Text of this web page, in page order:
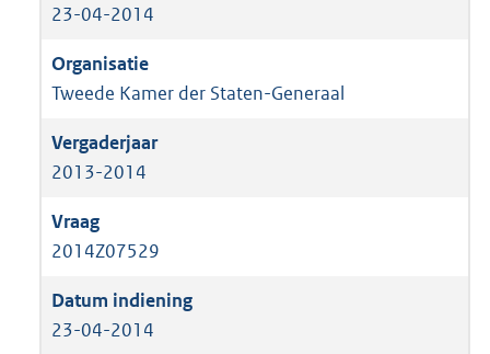
23-04-2014
Tweede Kamer der Staten-Generaal
2013-2014
2014Z07529
23-04-2014